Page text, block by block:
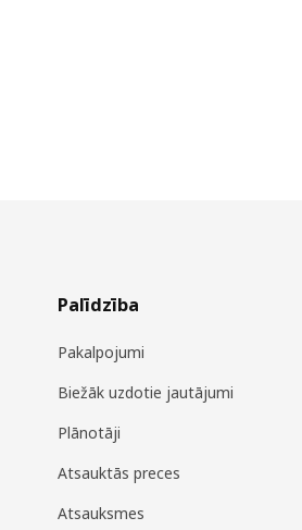
Palīdzība
Pakalpojumi
Biežāk uzdotie jautājumi
Plānotāji
Atsauktās preces
Atsauksmes